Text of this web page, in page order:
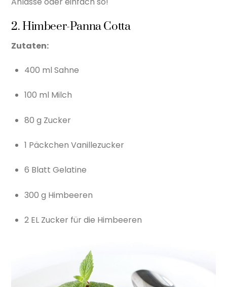
2. Himbeer-Panna Cotta
Zutaten:
400 ml Sahne
100 ml Milch
80 g Zucker
1 Päckchen Vanillezucker
6 Blatt Gelatine
300 g Himbeeren
2 EL Zucker für die Himbeeren